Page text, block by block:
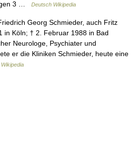
3 …
Deutsch Wikipedia
Georg Schmieder, auch Fritz
in Köln; † 2. Februar 1988 in Bad
Neurologe, Psychiater und
er die Kliniken Schmieder, heute eine